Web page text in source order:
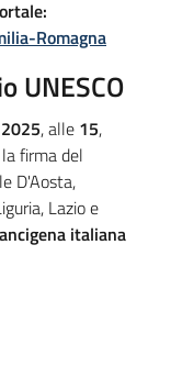
Romagna
UNESCO
, alle 15,
firma del
D'Aosta,
Lazio e
italiana